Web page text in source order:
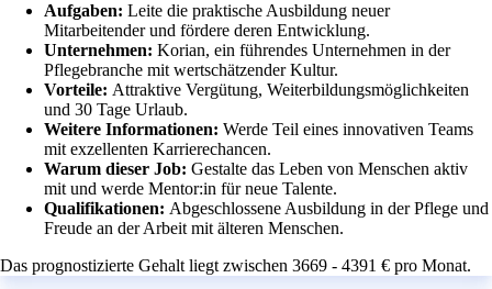
Aufgaben: Leite die praktische Ausbildung neuer
Mitarbeitender und fördere deren Entwicklung.
Unternehmen: Korian, ein führendes Unternehmen in der
Pflegebranche mit wertschätzender Kultur.
Vorteile: Attraktive Vergütung, Weiterbildungsmöglichkeiten
und 30 Tage Urlaub.
Weitere Informationen: Werde Teil eines innovativen Teams
mit exzellenten Karrierechancen.
Warum dieser Job: Gestalte das Leben von Menschen aktiv
mit und werde Mentor:in für neue Talente.
Qualifikationen: Abgeschlossene Ausbildung in der Pflege und
Freude an der Arbeit mit älteren Menschen.
Das prognostizierte Gehalt liegt zwischen 3669 - 4391 € pro Monat.